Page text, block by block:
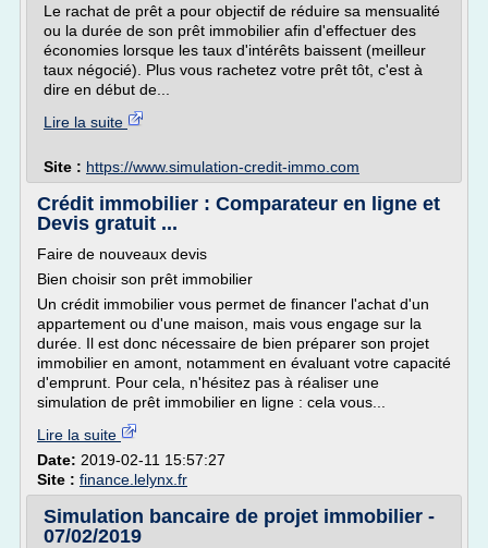
Le rachat de prêt a pour objectif de réduire sa mensualité
ou la durée de son prêt immobilier afin d'effectuer des
économies lorsque les taux d'intérêts baissent (meilleur
taux négocié). Plus vous rachetez votre prêt tôt, c'est à
dire en début de...
Lire la suite
Site : https://www.simulation-credit-immo.com
Crédit immobilier : Comparateur en ligne et
Devis gratuit ...
Faire de nouveaux devis
Bien choisir son prêt immobilier
Un crédit immobilier vous permet de financer l'achat d'un
appartement ou d'une maison, mais vous engage sur la
durée. Il est donc nécessaire de bien préparer son projet
immobilier en amont, notamment en évaluant votre capacité
d'emprunt. Pour cela, n'hésitez pas à réaliser une
simulation de prêt immobilier en ligne : cela vous...
Lire la suite
Date: 2019-02-11 15:57:27
Site : finance.lelynx.fr
Simulation bancaire de projet immobilier -
07/02/2019